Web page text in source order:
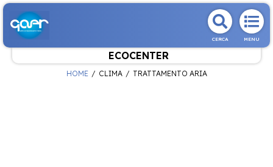
CERCA MENU
ECOCENTER
HOME CLIMA TRATTAMENTO ARIA